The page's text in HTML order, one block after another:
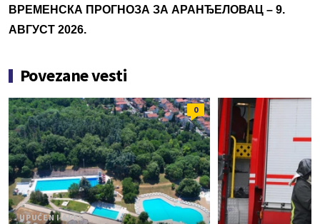
ВРЕМЕНСКА ПРОГНОЗА ЗА АРАНЂЕЛОВАЦ – 9.
АВГУСТ 2026.
Povezane vesti
0
UPUĆEN I APEL